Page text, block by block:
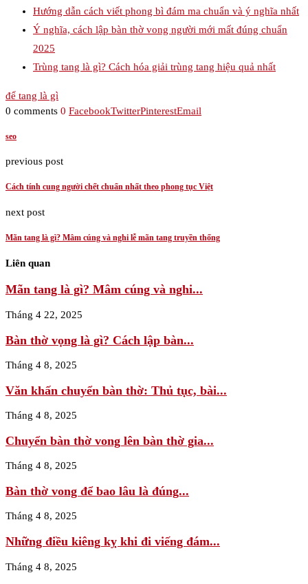
Hướng dẫn cách viết phong bì đám ma chuẩn và ý nghĩa nhất
Ý nghĩa, cách lập bàn thờ vong người mới mất đúng chuẩn
2025
Trùng tang là gì? Cách hóa giải trùng tang hiệu quả nhất
để tang là gì
0 comments 0 FacebookTwitterPinterestEmail
seo
previous post
Cách tính cung người chết chuẩn nhất theo phong tục Việt
next post
Mãn tang là gì? Mâm cúng và nghi lễ mãn tang truyền thống
Liên quan
Mãn tang là gì? Mâm cúng và nghi...
Tháng 4 22, 2025
Bàn thờ vọng là gì? Cách lập bàn...
Tháng 4 8, 2025
Văn khấn chuyển bàn thờ: Thủ tục, bài...
Tháng 4 8, 2025
Chuyển bàn thờ vong lên bàn thờ gia...
Tháng 4 8, 2025
Bàn thờ vong để bao lâu là đúng...
Tháng 4 8, 2025
Những điều kiêng kỵ khi đi viếng đám...
Tháng 4 8, 2025